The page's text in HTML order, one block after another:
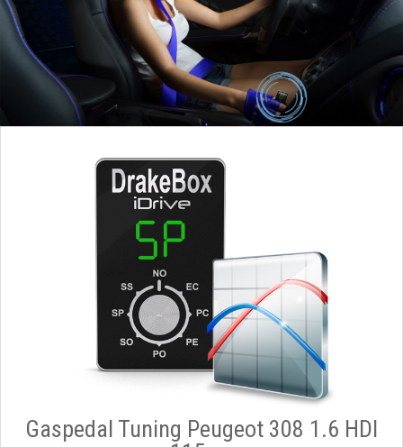
Gaspedal Tuning Peugeot 308 1.6 HDI